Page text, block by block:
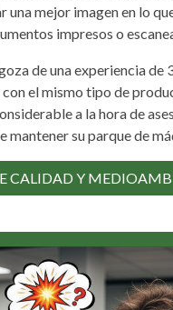
una mejor imagen en lo
impresos o
de una experiencia de
el mismo tipo de
a la hora de
mantener su parque de
CALIDAD Y